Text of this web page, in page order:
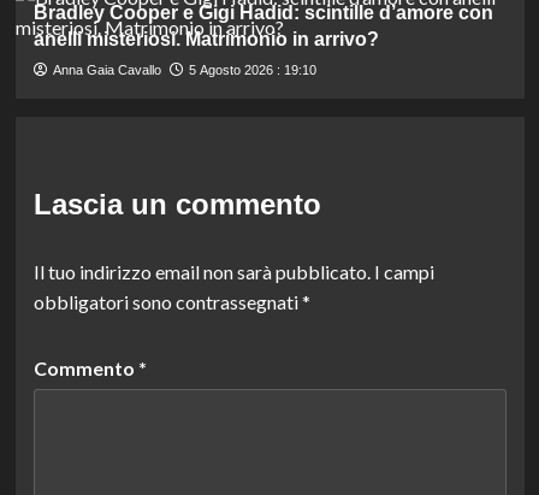
Bradley Cooper e Gigi Hadid: scintille d’amore con
anelli misteriosi. Matrimonio in arrivo?
Anna Gaia Cavallo 5 Agosto 2026 : 19:10
Lascia un commento
Il tuo indirizzo email non sarà pubblicato. I campi
obbligatori sono contrassegnati*
Commento *